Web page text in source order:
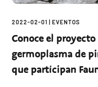
2022-02-01 EVENTOS
Conoce el
germoplasma de
que participan